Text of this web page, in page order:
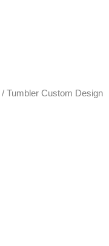
/ Tumbler Custom Design